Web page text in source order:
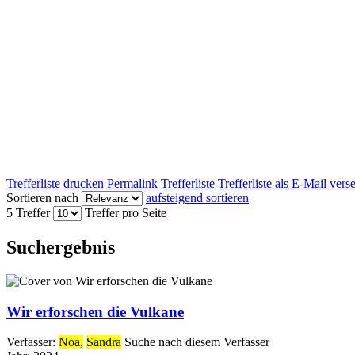
Trefferliste drucken Permalink Trefferliste Trefferliste als E-Mail
Sortieren nach
aufsteigend sortieren
5 Treffer
Treffer pro Seite
Suchergebnis
Wir erforschen die Vulkane
Verfasser: Noa, Sandra Suche nach diesem Verfasser